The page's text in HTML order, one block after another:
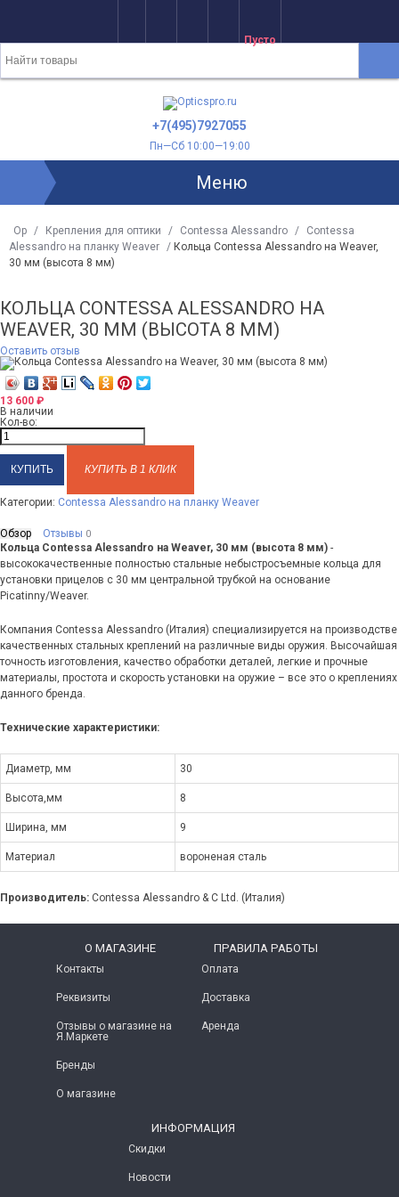
Пусто
+7(495)7927055
Пн—Сб 10:00—19:00
Меню
Op / Крепления для оптики / Contessa Alessandro /
Contessa
Alessandro на планку Weaver / Кольца Contessa Alessandro на Weaver,
30 мм (высота 8 мм)
КОЛЬЦА CONTESSA ALESSANDRO НА
WEAVER, 30 ММ (ВЫСОТА 8 ММ)
Оставить отзыв
13 600 ₽
В наличии
Кол-во:
КУПИТЬ В 1 КЛИК
Категории: Contessa Alessandro на планку Weaver
Обзор Отзывы 0
Кольца Contessa Alessandro на Weaver, 30 мм (высота 8 мм) -
высококачественные полностью стальные небыстросъемные кольца для
установки прицелов с 30 мм центральной трубкой на основание
Picatinny/Weaver.
Компания Contessa Alessandro (Италия) специализируется на производстве
качественных стальных креплений на различные виды оружия. Высочайшая
точность изготовления, качество обработки деталей, легкие и прочные
материалы, простота и скорость установки на оружие – все это о креплениях
данного бренда.
Технические характеристики:
Диаметр, мм 30
Высота,мм 8
Ширина, мм 9
Материал вороненая сталь
Производитель: Contessa Alessandro & C Ltd. (Италия)
O МАГАЗИНЕ
Контакты
Реквизиты
Отзывы о магазине на
Я.Маркете
Бренды
О магазине
ПРАВИЛА РАБОТЫ
Оплата
Доставка
Аренда
ИНФОРМАЦИЯ
Скидки
Новости